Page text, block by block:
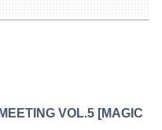
VOL.5 [MAGIC